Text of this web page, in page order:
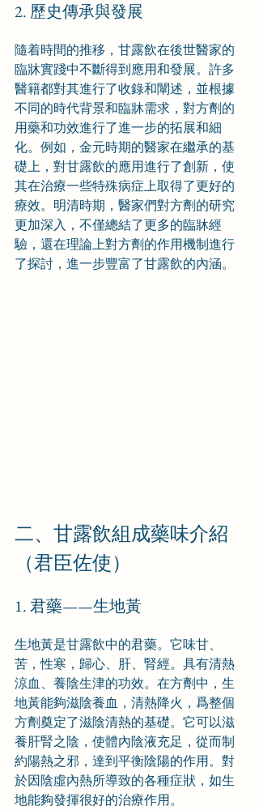
2. 歷史傳承與發展
隨着時間的推移，甘露飲在後世醫家的
臨牀實踐中不斷得到應用和發展。許多
醫籍都對其進行了收錄和闡述，並根據
不同的時代背景和臨牀需求，對方劑的
用藥和功效進行了進一步的拓展和細
化。例如，金元時期的醫家在繼承的基
礎上，對甘露飲的應用進行了創新，使
其在治療一些特殊病症上取得了更好的
療效。明清時期，醫家們對方劑的研究
更加深入，不僅總結了更多的臨牀經
驗，還在理論上對方劑的作用機制進行
了探討，進一步豐富了甘露飲的內涵。
二、甘露飲組成藥味介紹
（君臣佐使）
1. 君藥——生地黃
生地黃是甘露飲中的君藥。它味甘、
苦，性寒，歸心、肝、腎經。具有清熱
涼血、養陰生津的功效。在方劑中，生
地黃能夠滋陰養血，清熱降火，爲整個
方劑奠定了滋陰清熱的基礎。它可以滋
養肝腎之陰，使體內陰液充足，從而制
約陽熱之邪，達到平衡陰陽的作用。對
於因陰虛內熱所導致的各種症狀，如生
地能夠發揮很好的治療作用。